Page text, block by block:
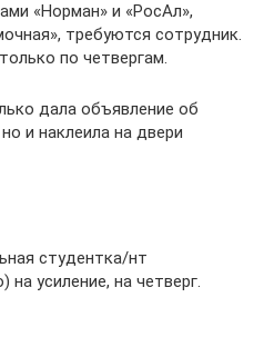
«Норман» и «РосАл»,
требуются сотрудник.
по четвергам.
дала объявление об
и наклеила на двери
студентка/нт
на усиление, на четверг.